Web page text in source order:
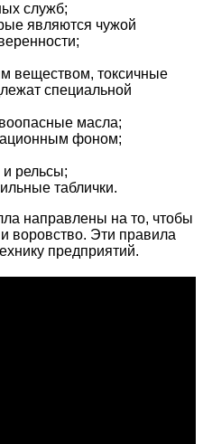
служб;
являются чужой
веществом, токсичные
специальной
масла;
фоном;
рельсы;
таблички.
направлены на то, чтобы
воровство. Эти правила
предприятий.